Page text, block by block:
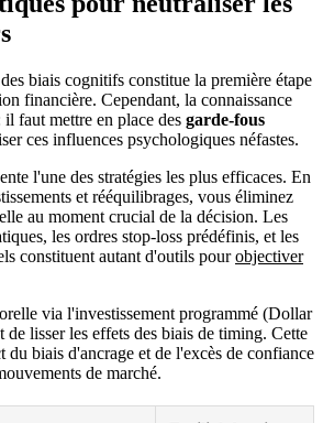
biais cognitifs constitue la première étape
financière. Cependant, la connaissance
faut mettre en place des garde-fous
ces influences psychologiques néfastes.
l'une des stratégies les plus efficaces. En
et rééquilibrages, vous éliminez
au moment crucial de la décision. Les
les ordres stop-loss prédéfinis, et les
constituent autant d'outils pourobjectiver
via l'investissement programmé (Dollar
lisser les effets des biais de timing. Cette
du biais d'ancrage et de l'excès de confiance
de marché.